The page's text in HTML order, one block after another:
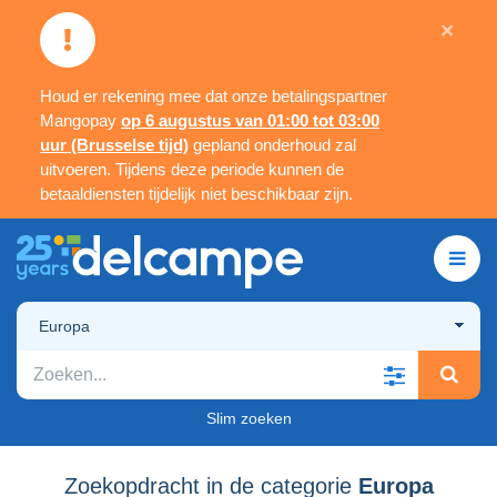
Houd er rekening mee dat onze betalingspartner
Mangopay op 6 augustus van 01:00 tot 03:00
uur (Brusselse tijd) gepland onderhoud zal
uitvoeren. Tijdens deze periode kunnen de
betaaldiensten tijdelijk niet beschikbaar zijn.
×
Europa
Slim zoeken
Zoekopdracht in de categorie Europa